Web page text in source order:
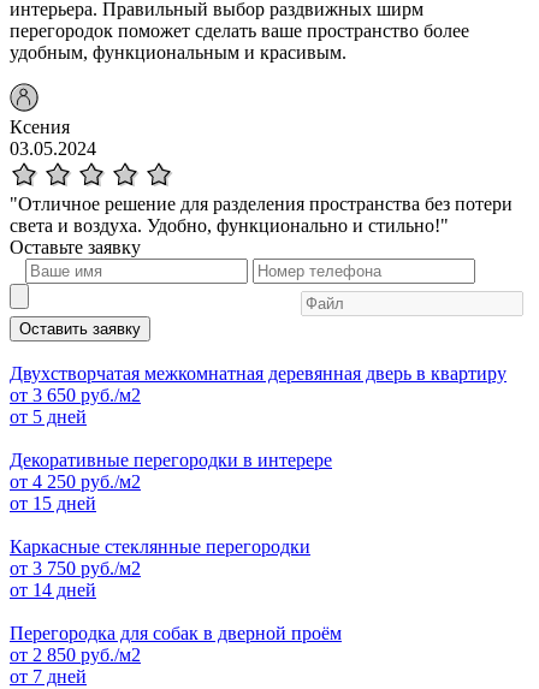
интерьера. Правильный выбор раздвижных ширм
перегородок поможет сделать ваше пространство более
удобным, функциональным и красивым.
Ксения
03.05.2024
"Отличное решение для разделения пространства без потери
света и воздуха. Удобно, функционально и стильно!"
Оставьте заявку
Оставить заявку
Двухстворчатая межкомнатная деревянная дверь в квартиру
от 3 650 руб./м2
от 5 дней
Декоративные перегородки в интерере
от 4 250 руб./м2
от 15 дней
Каркасные стеклянные перегородки
от 3 750 руб./м2
от 14 дней
Перегородка для собак в дверной проём
от 2 850 руб./м2
от 7 дней